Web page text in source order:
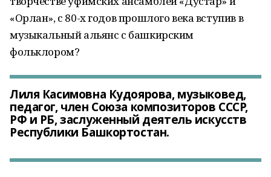
«Орлан», с 80-х годов прошлого века вступив в
музыкальный альянс с башкирским
фольклором?
Лиля Касимовна Кудоярова, музыковед,
педагог, член Союза композиторов СССР,
РФ и РБ, заслуженный деятель искусств
Республики Башкортостан.